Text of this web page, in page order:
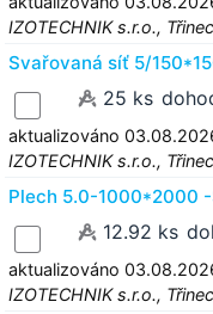
IZOTECHNIK s.r.o., Třinec
Svařovaná síť 5/
25 ks
aktualizováno
IZOTECHNIK s.r.o., Třinec
Plech 5.0-1000*2000
12.92 ks
aktualizováno
IZOTECHNIK s.r.o., Třinec